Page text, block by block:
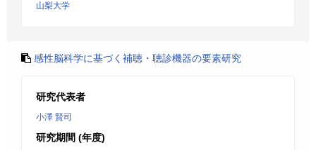
山梨大学
感性脳科学に基づく補聴・聴診機器の要素研究
研究代表者
小澤 賢司
研究期間 (年度)